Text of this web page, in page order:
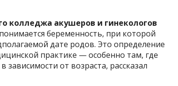
колледжа акушеров и гинекологов
беременность, при которой
дате родов. Это определение
практике — особенно там, где
от возраста, рассказал